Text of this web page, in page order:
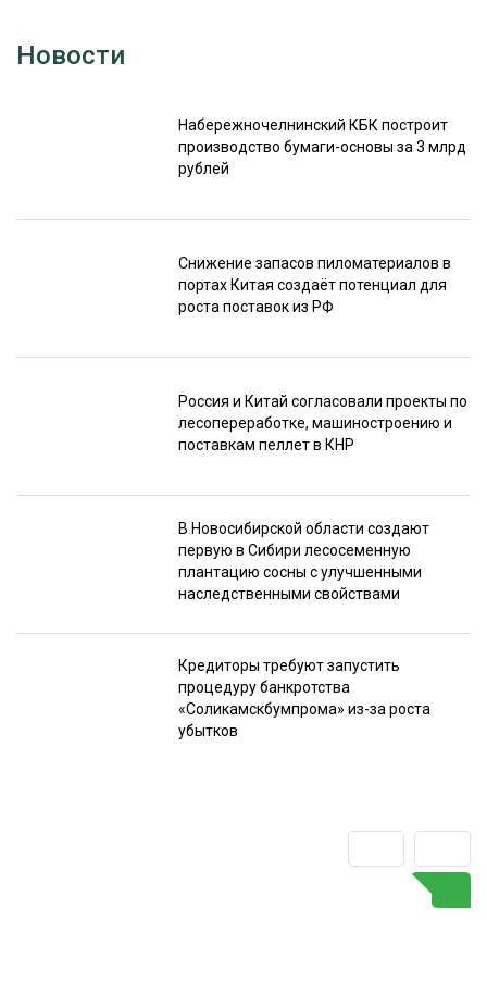
Новости
Набережночелнинский КБК построит
производство бумаги-основы за 3 млрд
рублей
Снижение запасов пиломатериалов в
портах Китая создаёт потенциал для
роста поставок из РФ
Россия и Китай согласовали проекты по
лесопереработке, машиностроению и
поставкам пеллет в КНР
В Новосибирской области создают
первую в Сибири лесосеменную
плантацию сосны с улучшенными
наследственными свойствами
Кредиторы требуют запустить
процедуру банкротства
«Соликамскбумпрома» из-за роста
убытков